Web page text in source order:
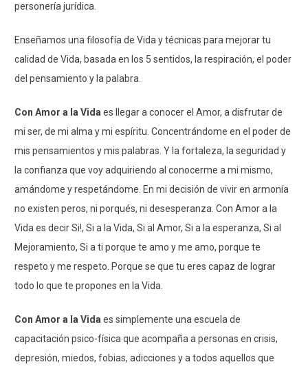
personería jurídica.
Enseñamos una filosofía de Vida y técnicas para mejorar tu
calidad de Vida, basada en los 5 sentidos, la respiración, el poder
del pensamiento y la palabra.
Con Amor a la Vida es llegar a conocer el Amor, a disfrutar de
mi ser, de mi alma y mi espíritu. Concentrándome en el poder de
mis pensamientos y mis palabras. Y la fortaleza, la seguridad y
la confianza que voy adquiriendo al conocerme a mi mismo,
amándome y respetándome. En mi decisión de vivir en armonía
no existen peros, ni porqués, ni desesperanza. Con Amor a la
Vida es decir Si!, Si a la Vida, Si al Amor, Si a la esperanza, Si al
Mejoramiento, Si a ti porque te amo y me amo, porque te
respeto y me respeto. Porque se que tu eres capaz de lograr
todo lo que te propones en la Vida.
Con Amor a la Vida es simplemente una escuela de
capacitación psico-física que acompaña a personas en crisis,
depresión, miedos, fobias, adicciones y a todos aquellos que